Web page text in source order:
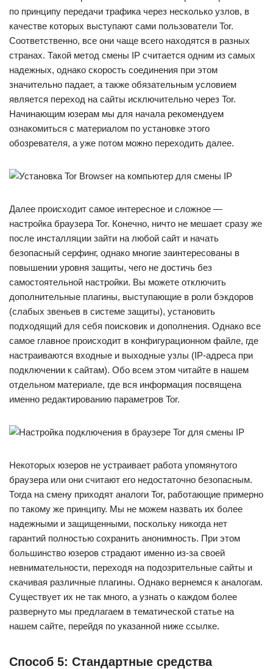
по принципу передачи трафика через несколько узлов, в
качестве которых выступают сами пользователи Tor.
Соответственно, все они чаще всего находятся в разных
странах. Такой метод смены IP считается одним из самых
надежных, однако скорость соединения при этом
значительно падает, а также обязательным условием
является переход на сайты исключительно через Tor.
Начинающим юзерам мы для начала рекомендуем
ознакомиться с материалом по установке этого
обозревателя, а уже потом можно переходить далее.
Далее происходит самое интересное и сложное —
настройка браузера Tor. Конечно, ничто не мешает сразу же
после инсталляции зайти на любой сайт и начать
безопасный серфинг, однако многие заинтересованы в
повышении уровня защиты, чего не достичь без
самостоятельной настройки. Вы можете отключить
дополнительные плагины, выступающие в роли бэкдоров
(слабых звеньев в системе защиты), установить
подходящий для себя поисковик и дополнения. Однако все
самое главное происходит в конфигурационном файле, где
настраиваются входные и выходные узлы (IP-адреса при
подключении к сайтам). Обо всем этом читайте в нашем
отдельном материале, где вся информация посвящена
именно редактированию параметров Tor.
Некоторых юзеров не устраивает работа упомянутого
браузера или они считают его недостаточно безопасным.
Тогда на смену приходят аналоги Tor, работающие примерно
по такому же принципу. Мы не можем назвать их более
надежными и защищенными, поскольку никогда нет
гарантий полностью сохранить анонимность. При этом
большинство юзеров страдают именно из-за своей
невнимательности, переходя на подозрительные сайты и
скачивая различные плагины. Однако вернемся к аналогам.
Существует их не так много, а узнать о каждом более
развернуто мы предлагаем в тематической статье на
нашем сайте, перейдя по указанной ниже ссылке.
Способ 5: Стандартные средства